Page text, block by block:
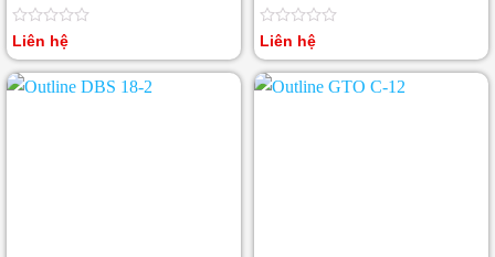
Được
hạng
0
Liên hệ
Được
hạng
0
Liên hệ